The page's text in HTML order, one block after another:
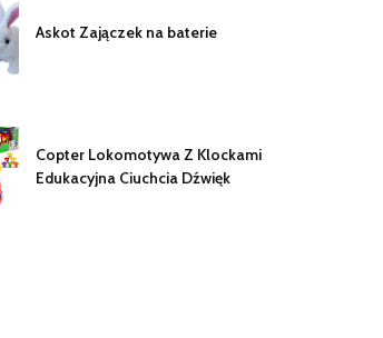
Askot Zajączek na baterie
Copter Lokomotywa Z Klockami
Edukacyjna Ciuchcia Dźwięk